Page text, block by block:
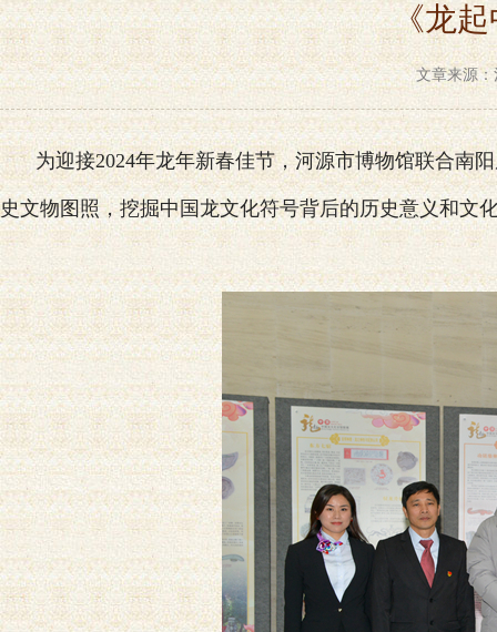
《龙
文章来源
为迎接2024年龙年新春佳节，河源市博物馆联合
史文物图照，挖掘中国龙文化符号背后的历史意义和文